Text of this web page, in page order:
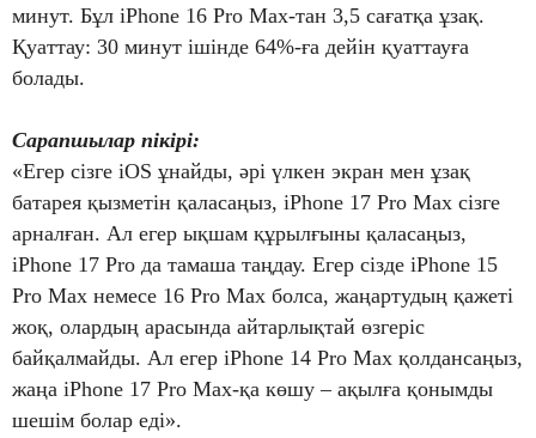
минут. Бұл iPhone 16 Pro Max-тан 3,5 сағатқа ұзақ.
Қуаттау: 30 минут ішінде 64%-ға дейін қуаттауға
болады.
Сарапшылар пікірі:
«Егер сізге iOS ұнайды, әрі үлкен экран мен ұзақ
батарея қызметін қаласаңыз, iPhone 17 Pro Max сізге
арналған. Ал егер ықшам құрылғыны қаласаңыз,
iPhone 17 Pro да тамаша таңдау. Егер сізде iPhone 15
Pro Max немесе 16 Pro Max болса, жаңартудың қажеті
жоқ, олардың арасында айтарлықтай өзгеріс
байқалмайды. Ал егер iPhone 14 Pro Max қолдансаңыз,
жаңа iPhone 17 Pro Max-қа көшу – ақылға қонымды
шешім болар еді».